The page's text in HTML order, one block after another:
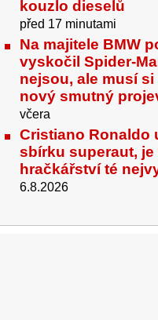
kouzlo dieselů
před 17 minutami
Na majitele BMW
vyskočil Spider-
nejsou, ale musí si
nový smutný
včera
Cristiano Ronaldo
sbírku superaut,
hračkářství té
6.8.2026